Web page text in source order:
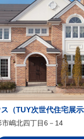
（TUY次世代住宅展示
嶋北四丁目6－14